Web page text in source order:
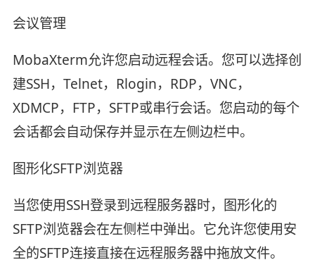
会议管理
MobaXterm允许您启动远程会话。您可以选择创
建SSH，Telnet，Rlogin，RDP，VNC，
XDMCP，FTP，SFTP或串行会话。您启动的每个
会话都会自动保存并显示在左侧边栏中。
图形化SFTP浏览器
当您使用SSH登录到远程服务器时，图形化的
SFTP浏览器会在左侧栏中弹出。它允许您使用安
全的SFTP连接直接在远程服务器中拖放文件。